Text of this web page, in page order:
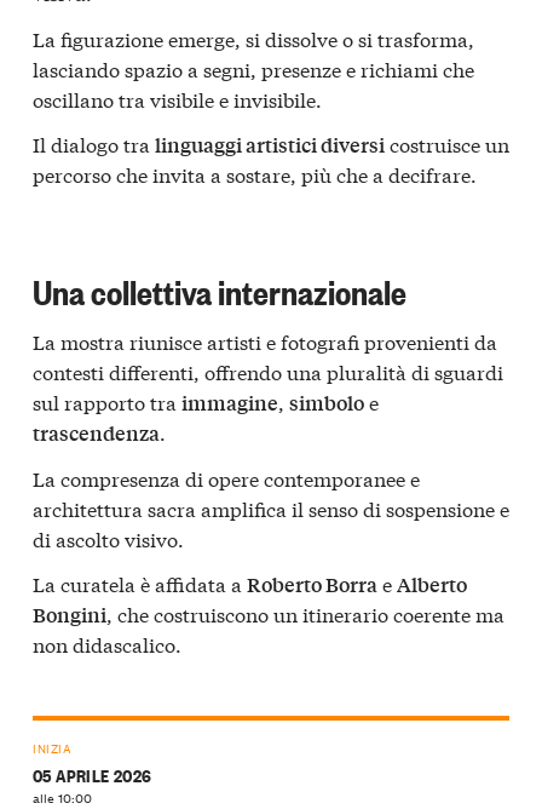
La figurazione emerge, si dissolve o si trasforma,
lasciando spazio a segni, presenze e richiami che
oscillano tra visibile e invisibile.
Il dialogo tra linguaggi artistici diversicostruisce un
percorso che invita a sostare, più che a decifrare.
Una collettiva internazionale
La mostra riunisce artisti e fotografi provenienti da
contesti differenti, offrendo una pluralità di sguardi
sul rapporto tra immagine, simboloe
trascendenza.
La compresenza di opere contemporanee e
architettura sacra amplifica il senso di sospensione e
di ascolto visivo.
La curatela è affidata a Roberto BorraeAlberto
Bongini, che costruiscono un itinerario coerente ma
non didascalico.
INIZIA
05 APRILE 2026
alle 10:00